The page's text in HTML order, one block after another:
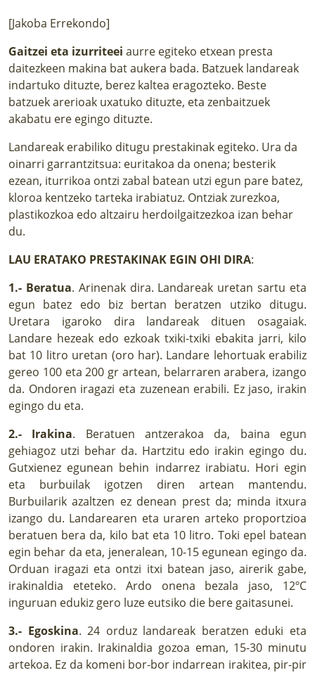
[Jakoba Errekondo]
Gaitzei eta izurriteei aurre egiteko etxean presta
daitezkeen makina bat aukera bada. Batzuek landareak
indartuko dituzte, berez kaltea eragozteko. Beste
batzuek arerioak uxatuko dituzte, eta zenbaitzuek
akabatu ere egingo dituzte.
Landareak erabiliko ditugu prestakinak egiteko. Ura da
oinarri garrantzitsua: euritakoa da onena; besterik
ezean, iturrikoa ontzi zabal batean utzi egun pare batez,
kloroa kentzeko tarteka irabiatuz. Ontziak zurezkoa,
plastikozkoa edo altzairu herdoilgaitzezkoa izan behar
du.
LAU ERATAKO PRESTAKINAK EGIN OHI DIRA:
1.- Beratua. Arinenak dira. Landareak uretan sartu eta
egun batez edo biz bertan beratzen utziko ditugu.
Uretara igaroko dira landareak dituen osagaiak.
Landare hezeak edo ezkoak txiki-txiki ebakita jarri, kilo
bat 10 litro uretan (oro har). Landare lehortuak erabiliz
gereo 100 eta 200 gr artean, belarraren arabera, izango
da. Ondoren iragazi eta zuzenean erabili. Ez jaso, irakin
egingo du eta.
2.- Irakina. Beratuen antzerakoa da, baina egun
gehiagoz utzi behar da. Hartzitu edo irakin egingo du.
Gutxienez egunean behin indarrez irabiatu. Hori egin
eta burbuilak igotzen diren artean mantendu.
Burbuilarik azaltzen ez denean prest da; minda itxura
izango du. Landarearen eta uraren arteko proportzioa
beratuen bera da, kilo bat eta 10 litro. Toki epel batean
egin behar da eta, jeneralean, 10-15 egunean egingo da.
Orduan iragazi eta ontzi itxi batean jaso, airerik gabe,
irakinaldia eteteko. Ardo onena bezala jaso, 12ºC
inguruan edukiz gero luze eutsiko die bere gaitasunei.
3.- Egoskina. 24 orduz landareak beratzen eduki eta
ondoren irakin. Irakinaldia gozoa eman, 15-30 minutu
artekoa. Ez da komeni bor-bor indarrean irakitea, pir-pir